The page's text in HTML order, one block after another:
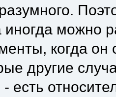
иногда можно
когда он
другие
- есть